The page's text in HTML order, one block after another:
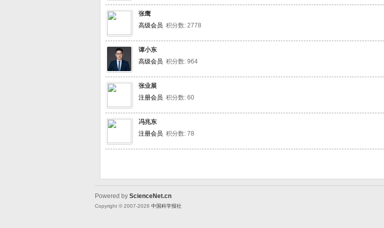
张鹰
高级会员 积分数: 2778
谭小东
高级会员 积分数: 964
张业展
注册会员 积分数: 60
冯兆东
注册会员 积分数: 78
Powered by ScienceNet.cn
Copyright © 2007-2026 中国科学报社